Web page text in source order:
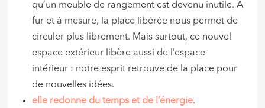
qu’un meuble de rangement est devenu inutile. A
fur et à mesure, la place libérée nous permet de
circuler plus librement. Mais surtout, ce nouvel
espace extérieur libère aussi de l’espace
intérieur : notre esprit retrouve de la place pour
de nouvelles idées.
elle redonne du temps et de l’énergie.